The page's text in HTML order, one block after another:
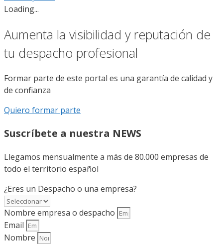
Loading...
Aumenta la visibilidad y reputación de
tu despacho profesional
Formar parte de este portal es una garantía de calidad y
de confianza
Quiero formar parte
Suscríbete a nuestra NEWS
Llegamos mensualmente a más de 80.000 empresas de
todo el territorio español
¿Eres un Despacho o una empresa?
Nombre empresa o despacho
Email
Nombre